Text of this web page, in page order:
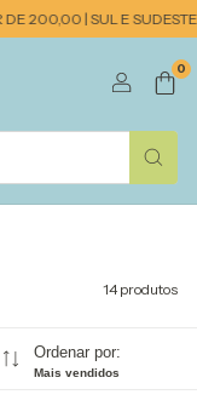
200,00 | SUL E SUDESTE
0
14 produtos
Ordenar por:
Mais vendidos